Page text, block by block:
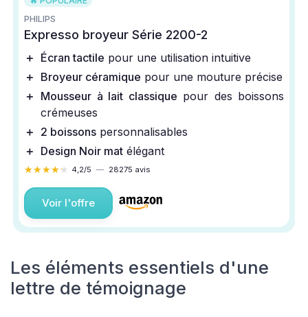
PHILIPS
Expresso broyeur Série 2200-2
＋ Écran tactile pour une utilisation intuitive
＋ Broyeur céramique pour une mouture précise
＋ Mousseur à lait classique pour des boissons
crémeuses
＋ 2 boissons personnalisables
＋ Design Noir mat élégant
★★★★★
★★★★★ 4,2/5 — 28275 avis
Voir l'offre
Les éléments essentiels d'une
lettre de témoignage